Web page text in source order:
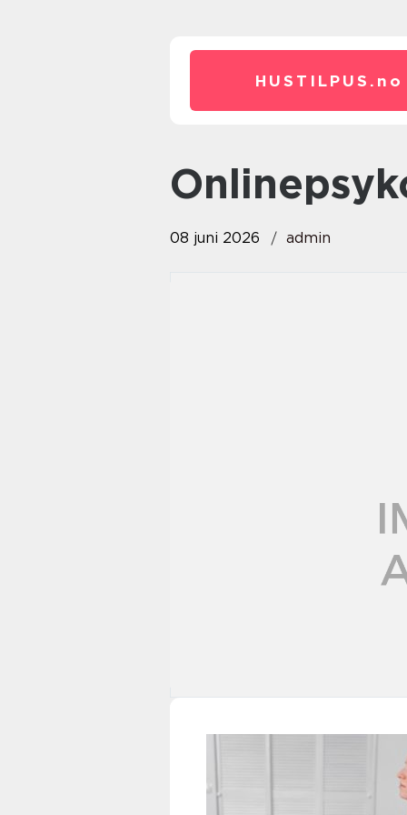
HUSTILPUS. no
08 juni 2026 admin